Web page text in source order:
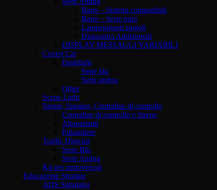
Barre – Sistemi componibili
Barre – Serie mini
Lampeggianti singoli
Dispositivi Addizionali
DISPLAY MESSAGGI VARIABILI
Covert Car
Dashlight
Serie blu
Serie ambra
Other
Scene Light
Sirene, Speaker, Centraline di controllo
Centraline di controllo e Sirene
Altoparlanti
Pulsantiere
Traffic Director
Serie Blu
Serie Ambra
Kit per motoveicoli
Educazione Stradale
ADS Simulator